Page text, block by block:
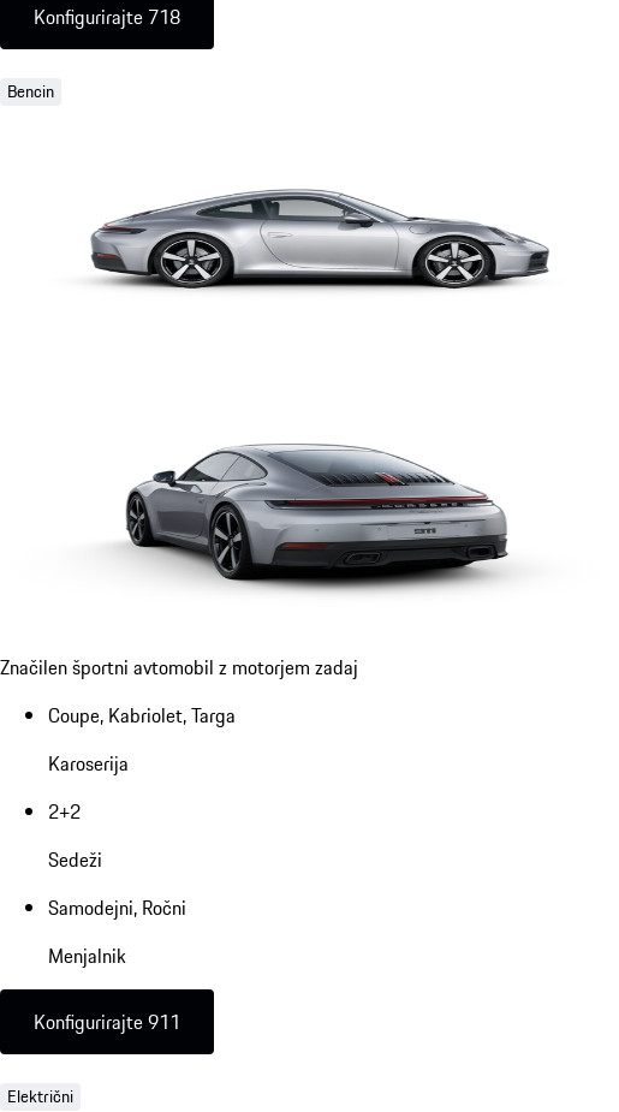
Konfigurirajte 718
Bencin
Značilen športni avtomobil z motorjem zadaj
Coupe, Kabriolet, Targa
Karoserija
2+2
Sedeži
Samodejni, Ročni
Menjalnik
Konfigurirajte 911
Električni